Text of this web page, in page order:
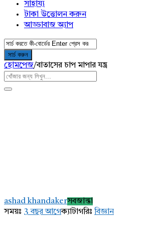
সাহায্য
টাকা উত্তোলন করুন
আড্ডাবাজ অ্যাপ
হোমপেজ/বাতাসের চাপ মাপার যন্ত্র
Latest
প্রশ্ন
ashad khandakerসবজান্তা
সময়ঃ 3 বছর আগেক্যাটাগরিঃবিজ্ঞান